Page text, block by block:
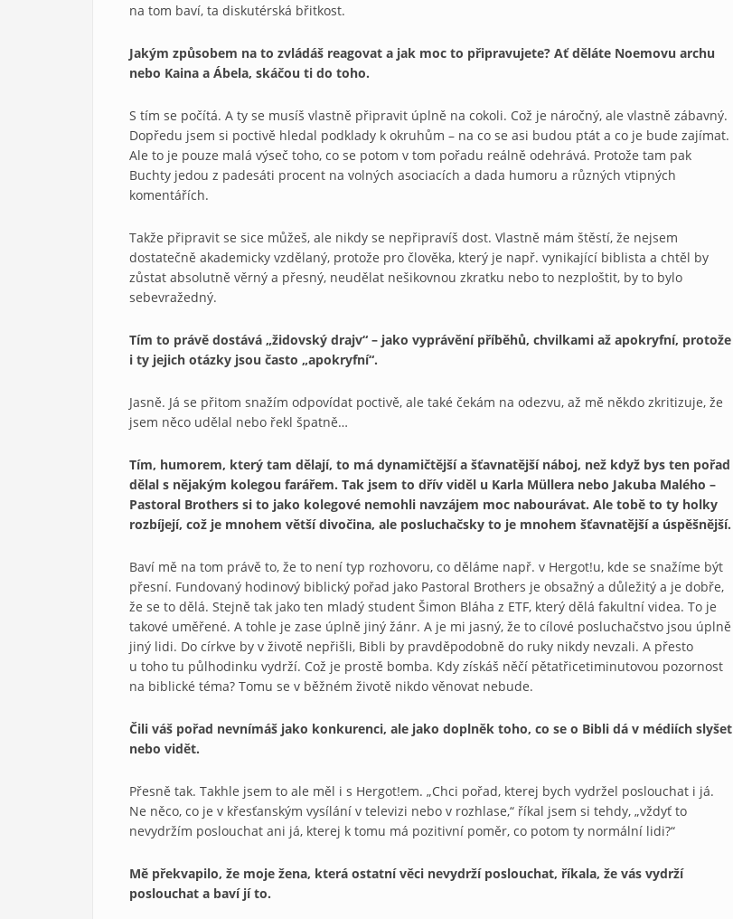
na tom baví, ta diskutérská břitkost.
Jakým způsobem na to zvládáš reagovat a jak moc to připravujete? Ať děláte Noemovu archu
nebo Kaina a Ábela, skáčou ti do toho.
S tím se počítá. A ty se musíš vlastně připravit úplně na cokoli. Což je náročný, ale vlastně zábavný.
Dopředu jsem si poctivě hledal podklady k okruhům – na co se asi budou ptát a co je bude zajímat.
Ale to je pouze malá výseč toho, co se potom v tom pořadu reálně odehrává. Protože tam pak
Buchty jedou z padesáti procent na volných asociacích a dada humoru a různých vtipných
komentářích.
Takže připravit se sice můžeš, ale nikdy se nepřipravíš dost. Vlastně mám štěstí, že nejsem
dostatečně akademicky vzdělaný, protože pro člověka, který je např. vynikající biblista a chtěl by
zůstat absolutně věrný a přesný, neudělat nešikovnou zkratku nebo to nezploštit, by to bylo
sebevražedný.
Tím to právě dostává „židovský drajv“ – jako vyprávění příběhů, chvilkami až apokryfní, protože
i ty jejich otázky jsou často „apokryfní“.
Jasně. Já se přitom snažím odpovídat poctivě, ale také čekám na odezvu, až mě někdo zkritizuje, že
jsem něco udělal nebo řekl špatně…
Tím, humorem, který tam dělají, to má dynamičtější a šťavnatější náboj, než když bys ten pořad
dělal s nějakým kolegou farářem. Tak jsem to dřív viděl u Karla Müllera nebo Jakuba Malého –
Pastoral Brothers si to jako kolegové nemohli navzájem moc nabourávat. Ale tobě to ty holky
rozbíjejí, což je mnohem větší divočina, ale posluchačsky to je mnohem šťavnatější a úspěšnější.
Baví mě na tom právě to, že to není typ rozhovoru, co děláme např. v Hergot!u, kde se snažíme být
přesní. Fundovaný hodinový biblický pořad jako Pastoral Brothers je obsažný a důležitý a je dobře,
že se to dělá. Stejně tak jako ten mladý student Šimon Bláha z ETF, který dělá fakultní videa. To je
takové uměřené. A tohle je zase úplně jiný žánr. A je mi jasný, že to cílové posluchačstvo jsou úplně
jiný lidi. Do církve by v životě nepřišli, Bibli by pravděpodobně do ruky nikdy nevzali. A přesto
u toho tu půlhodinku vydrží. Což je prostě bomba. Kdy získáš něčí pětatřicetiminutovou pozornost
na biblické téma? Tomu se v běžném životě nikdo věnovat nebude.
Čili váš pořad nevnímáš jako konkurenci, ale jako doplněk toho, co se o Bibli dá v médiích slyšet
nebo vidět.
Přesně tak. Takhle jsem to ale měl i s Hergot!em. „Chci pořad, kterej bych vydržel poslouchat i já.
Ne něco, co je v křesťanským vysílání v televizi nebo v rozhlase,“ říkal jsem si tehdy, „vždyť to
nevydržím poslouchat ani já, kterej k tomu má pozitivní poměr, co potom ty normální lidi?“
Mě překvapilo, že moje žena, která ostatní věci nevydrží poslouchat, říkala, že vás vydrží
poslouchat a baví jí to.